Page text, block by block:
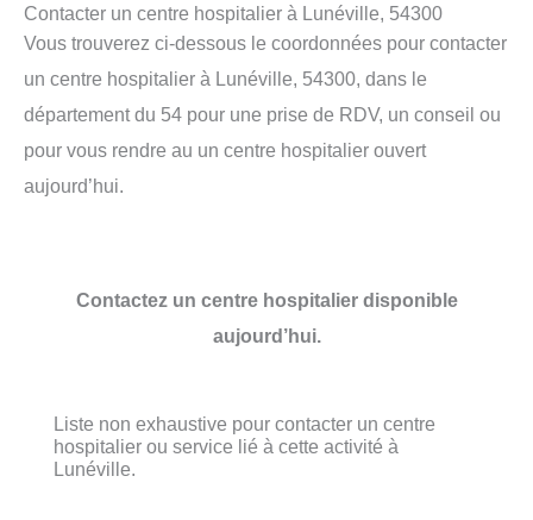
Contacter un centre hospitalier à Lunéville, 54300
Vous trouverez ci-dessous le coordonnées pour contacter
un centre hospitalier à Lunéville, 54300, dans le
département du 54 pour une prise de RDV, un conseil ou
pour vous rendre au un centre hospitalier ouvert
aujourd’hui.
Contactez un centre hospitalier disponible
aujourd’hui.
Liste non exhaustive pour contacter un centre
hospitalier ou service lié à cette activité à
Lunéville.